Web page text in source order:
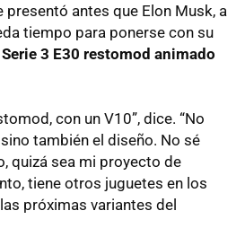
presentó antes que Elon Musk, a
tiempo para ponerse con su
Serie 3 E30 restomod animado
con un V10”, dice. “No
también el diseño. No sé
quizá sea mi proyecto de
tiene otros juguetes en los
próximas variantes del